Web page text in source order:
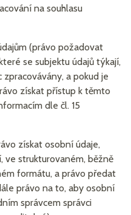
na souhlasu
(právo požadovat
se subjektu údajů týkají,
zpracovávány, a pokud je
získat přístup k těmto
dle čl. 15
získat osobní údaje,
ve strukturovaném, běžně
formátu, a právo předat
právo na to, aby osobní
správcem správci